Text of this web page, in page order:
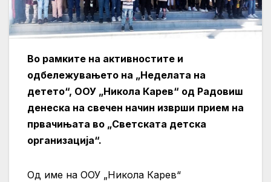
Во рамките на активностите и
одбележувањето на „Неделата на
детето“, ООУ „Никола Карев“ од Радовиш
денеска на свечен начин изврши прием на
првачињата во „Светската детска
организација“.
Од име на ООУ „Никола Карев“